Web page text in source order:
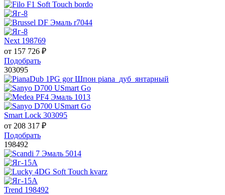
Next 198769
от 157 726 ₽
Подобрать
303095
Smart Lock 303095
от 208 317 ₽
Подобрать
198492
Trend 198492